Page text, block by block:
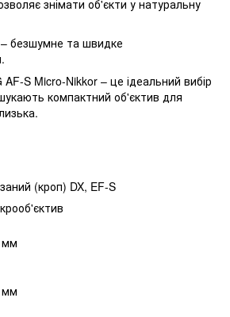
знімати об'єкти у натуральну
– безшумне та швидке
S Micro-Nikkor – це ідеальний вибір
компактний об'єктив для
(кроп) DX, EF-S
мм
мм